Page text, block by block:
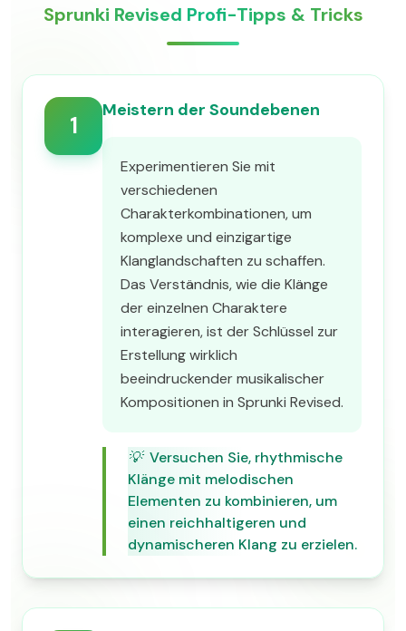
Sprunki Revised Profi-Tipps & Tricks
1
Meistern der Soundebenen
Experimentieren Sie mit
verschiedenen
Charakterkombinationen, um
komplexe und einzigartige
Klanglandschaften zu schaffen.
Das Verständnis, wie die Klänge
der einzelnen Charaktere
interagieren, ist der Schlüssel zur
Erstellung wirklich
beeindruckender musikalischer
Kompositionen in Sprunki Revised.
💡 Versuchen Sie, rhythmische
Klänge mit melodischen
Elementen zu kombinieren, um
einen reichhaltigeren und
dynamischeren Klang zu erzielen.